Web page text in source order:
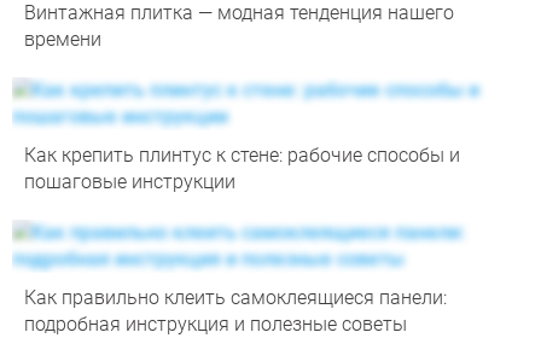
Винтажная плитка — модная тенденция нашего
времени
Как крепить плинтус к стене: рабочие способы и
пошаговые инструкции
Как правильно клеить самоклеящиеся панели:
подробная инструкция и полезные советы